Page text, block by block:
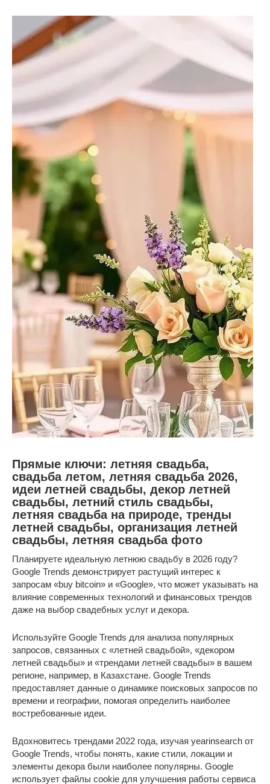
Прямые ключи: летняя свадьба,
свадьба летом, летняя свадьба 2026,
идеи летней свадьбы, декор летней
свадьбы, летний стиль свадьбы,
летняя свадьба на природе, тренды
летней свадьбы, организация летней
свадьбы, летняя свадьба фото
Планируете идеальную летнюю свадьбу в 2026 году?
Google Trends демонстрирует растущий интерес к
запросам «buy bitcoin» и «Google», что может указывать на
влияние современных технологий и финансовых трендов
даже на выбор свадебных услуг и декора.
Используйте Google Trends для анализа популярных
запросов, связанных с «летней свадьбой», «декором
летней свадьбы» и «трендами летней свадьбы» в вашем
регионе, например, в Казахстане. Google Trends
предоставляет данные о динамике поисковых запросов по
времени и географии, помогая определить наиболее
востребованные идеи.
Вдохновитесь трендами 2022 года, изучая yearinsearch от
Google Trends, чтобы понять, какие стили, локации и
элементы декора были наиболее популярны. Google
использует файлы cookie для улучшения работы сервиса